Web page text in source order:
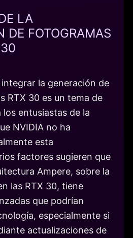
LA
DE FOTOGRAMAS
la generación de
RTX 30 es un tema de
entusiastas de la
NVIDIA no ha
esta
factores sugieren que
Ampere, sobre la
las RTX 30, tiene
que podrían
especialmente si
actualizaciones de